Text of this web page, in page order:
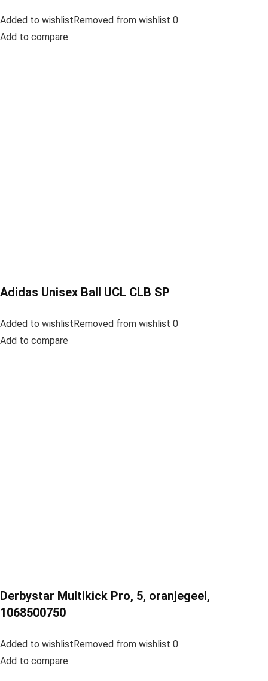
Added to wishlistRemoved from wishlist 0
Add to compare
Adidas Unisex Ball UCL CLB SP
Added to wishlistRemoved from wishlist 0
Add to compare
Derbystar Multikick Pro, 5, oranjegeel,
1068500750
Added to wishlistRemoved from wishlist 0
Add to compare